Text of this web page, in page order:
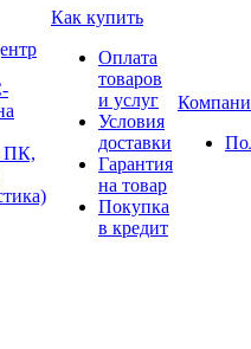
ПК,
Как купить
Оплата
товаров
и услуг
Условия
доставки
Гарантия
на товар
Покупка
в кредит